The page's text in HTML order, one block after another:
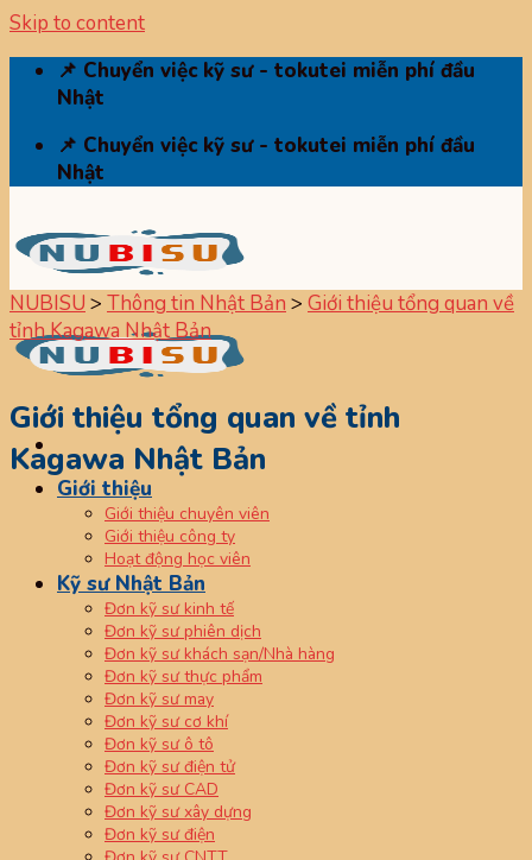
Skip to content
📌 Chuyển việc kỹ sư - tokutei miễn phí đầu
Nhật
📌 Chuyển việc kỹ sư - tokutei miễn phí đầu
Nhật
Giới thiệu
Giới thiệu chuyên viên
Giới thiệu công ty
Hoạt động học viên
Kỹ sư Nhật Bản
Đơn kỹ sư kinh tế
Đơn kỹ sư phiên dịch
Đơn kỹ sư khách sạn/Nhà hàng
Đơn kỹ sư thực phẩm
Đơn kỹ sư may
Đơn kỹ sư cơ khí
Đơn kỹ sư ô tô
Đơn kỹ sư điện tử
Đơn kỹ sư CAD
Đơn kỹ sư xây dựng
Đơn kỹ sư điện
NUBISU > Thông tin Nhật Bản > Giới thiệu tổng quan về
tỉnh Kagawa Nhật Bản
Giới thiệu tổng quan về tỉnh
Kagawa Nhật Bản